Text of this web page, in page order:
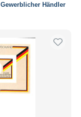
Gewerblicher Händler